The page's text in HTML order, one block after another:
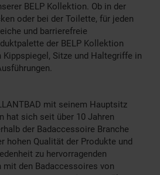
BELP Kollektion. Ob in der
oder bei der Toilette, für jeden
und barrierefreie
der BELP Kollektion
Sitze und Haltegriffe in
mit seinem Hauptsitz
hat sich seit über 10 Jahren
der Badaccessoire Branche
hohen Qualität der Produkte und
zu hervorragenden
den Badaccessoires von